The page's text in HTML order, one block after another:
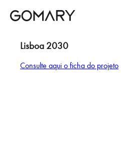
Lisboa 2030
Consulte aqui o ficha do projeto